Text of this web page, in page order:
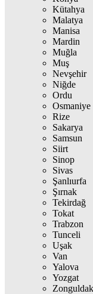
Kütahya
Malatya
Manisa
Mardin
Muğla
Muş
Nevşehir
Niğde
Ordu
Osmaniye
Rize
Sakarya
Samsun
Siirt
Sinop
Sivas
Şanlıurfa
Şırnak
Tekirdağ
Tokat
Trabzon
Tunceli
Uşak
Van
Yalova
Yozgat
Zonguldak